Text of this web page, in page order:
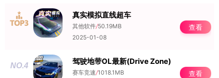
NO.3 真实模拟直线超车
其他软件/50.19MB
2025-01-08
查看
NO.4 驾驶地带OL最新(Drive Zone)
赛车竞速/1018.1MB
查看